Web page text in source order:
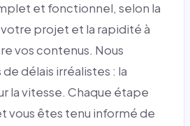
et fonctionnel, selon la
projet et la rapidité à
vos contenus. Nous
délais irréalistes : la
la vitesse. Chaque étape
vous êtes tenu informé de